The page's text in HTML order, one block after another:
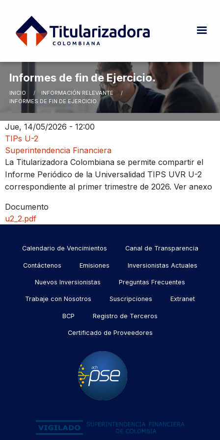
Informes de fin de Ejercicio.
Ruta de navegación
INICIO
INFORMACIÓN RELEVANTE
CURRENT:
INFORMES DE FIN DE EJERCICIO.
Jue, 14/05/2026 - 12:00
TIPs U-2
Superintendencia Financiera
La Titularizadora Colombiana se permite compartir el
Informe Periódico de la Universalidad TIPS UVR U-2
correspondiente al primer trimestre de 2026. Ver anexo
Documento
u2_2.pdf
Menu
footer
Calendario de Vencimientos Canal de Transparencia
Contáctenos Emisiones Inversionistas Actuales
Nuevos Inversionistas Preguntas Frecuentes
Trabaje con Nosotros Suscripciones Extranet
BCP Registro de Terceros
Certificado de Proveedores